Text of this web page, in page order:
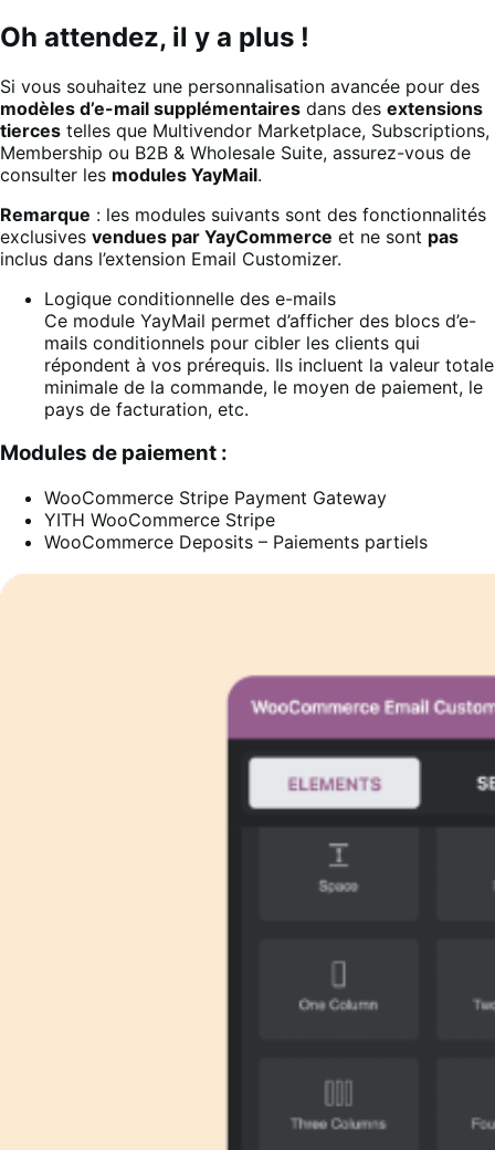
Oh attendez, il y a plus !
Si vous souhaitez une personnalisation avancée pour des
modèles d’e-mail supplémentaires dans des extensions
tierces telles que Multivendor Marketplace, Subscriptions,
Membership ou B2B & Wholesale Suite, assurez-vous de
consulter les modules YayMail.
Remarque : les modules suivants sont des fonctionnalités
exclusives vendues par YayCommerce et ne sont pas
inclus dans l’extension Email Customizer.
Logique conditionnelle des e-mails
Ce module YayMail permet d’afficher des blocs d’e-
mails conditionnels pour cibler les clients qui
répondent à vos prérequis. Ils incluent la valeur totale
minimale de la commande, le moyen de paiement, le
pays de facturation, etc.
Modules de paiement :
WooCommerce Stripe Payment Gateway
YITH WooCommerce Stripe
WooCommerce Deposits – Paiements partiels